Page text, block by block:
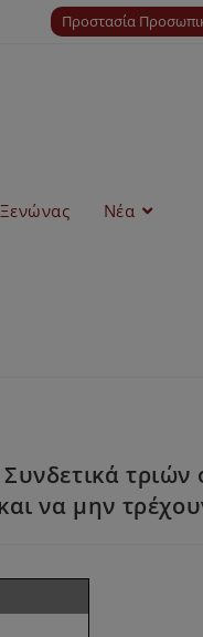
Προστασία
Ξενώνας Νέα
να μην